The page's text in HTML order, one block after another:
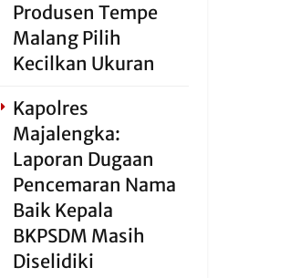
Produsen Tempe
Malang Pilih
Kecilkan Ukuran
Kapolres
Majalengka:
Laporan Dugaan
Pencemaran Nama
Baik Kepala
BKPSDM Masih
Diselidiki